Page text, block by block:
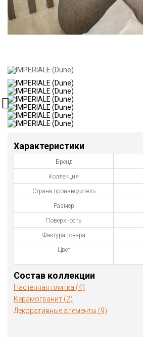
Характеристики
Бренд
Коллекция
Страна производитель
Размер
Поверхность
Фактура товара
Цвет
Состав коллекции
Настенная плитка (4)
Керамогранит (2)
Декоративные элементы (9)